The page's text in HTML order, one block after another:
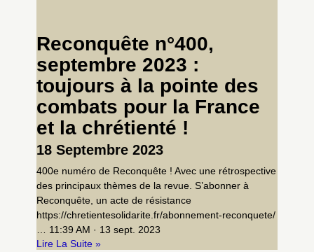
Reconquête n°400,
septembre 2023 :
toujours à la pointe des
combats pour la France
et la chrétienté !
18 Septembre 2023
400e numéro de Reconquête ! Avec une rétrospective
des principaux thèmes de la revue. S’abonner à
Reconquête, un acte de résistance
https://chretientesolidarite.fr/abonnement-reconquete/
… 11:39 AM · 13 sept. 2023
Lire La Suite »